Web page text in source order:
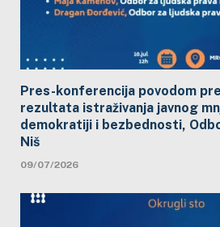
Pres-konferencija povodom
rezultata istraživanja javnog
demokratiji i bezbednosti,
Niš
09/07/2026